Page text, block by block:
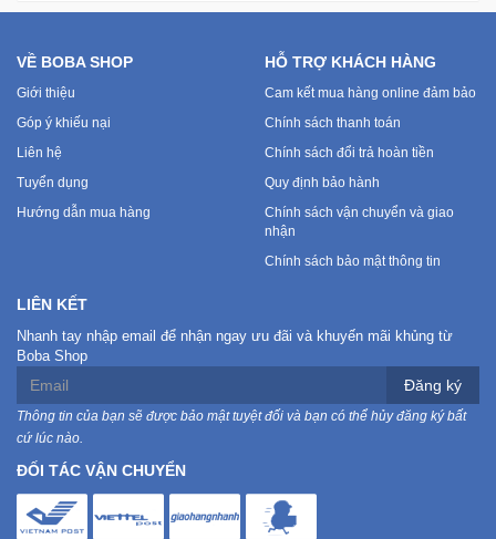
VỀ BOBA SHOP
Giới thiệu
Góp ý khiếu nại
Liên hệ
Tuyển dụng
Hướng dẫn mua hàng
HỖ TRỢ KHÁCH HÀNG
Cam kết mua hàng online đảm bảo
Chính sách thanh toán
Chính sách đổi trả hoàn tiền
Quy định bảo hành
Chính sách vận chuyển và giao
nhận
Chính sách bảo mật thông tin
LIÊN KẾT
Nhanh tay nhập email để nhận ngay ưu đãi và khuyến mãi khủng từ
Boba Shop
Đăng ký
Thông tin của bạn sẽ được bảo mật tuyệt đối và bạn có thể hủy đăng ký bất
cứ lúc nào.
ĐỐI TÁC VẬN CHUYỂN